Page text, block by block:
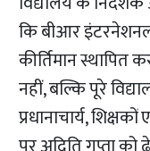
कि बीआर इंटरनेशनल
कीर्तिमान स्थापित
नहीं, बल्कि पूरे
प्रधानाचार्य,